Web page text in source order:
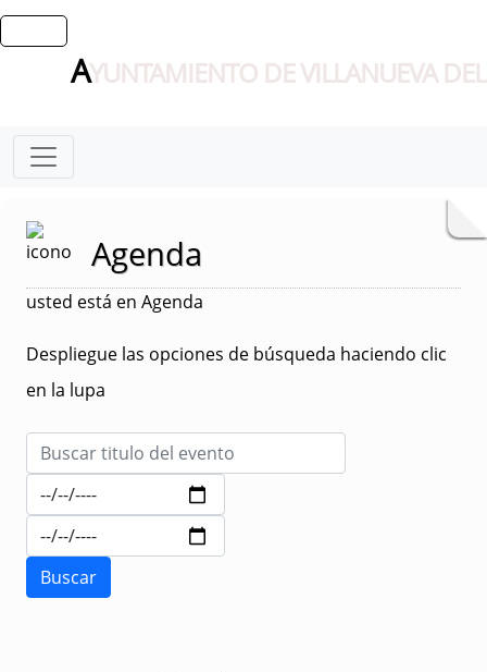
AYUNTAMIENTO DE VILLANUEVA
Agenda
usted está en Agenda
Despliegue las opciones de búsqueda haciendo clic
en la lupa